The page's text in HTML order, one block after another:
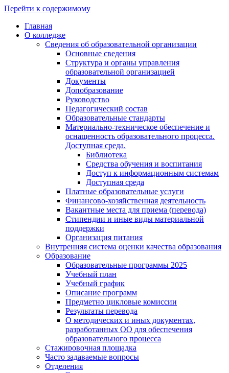
Перейти к содержимому
Главная
О колледже
Сведения об образовательной организации
Основные сведения
Структура и органы управления
образовательной организацией
Документы
Допобразование
Руководство
Педагогический состав
Образовательные стандарты
Материально-техническое обеспечение и
оснащенность образовательного процесса.
Доступная среда.
Библиотека
Средства обучения и воспитания
Доступ к информационным системам
Доступная среда
Платные образовательные услуги
Финансово-хозяйственная деятельность
Вакантные места для приема (перевода)
Стипендии и иные виды материальной
поддержки
Организация питания
Внутренняя система оценки качества образования
Образование
Образовательные программы 2025
Учебный план
Учебный график
Описание программ
Предметно цикловые комиссии
Результаты перевода
О методических и иных документах,
разработанных ОО для обеспечения
образовательного процесса
Стажировочная площадка
Часто задаваемые вопросы
Отделения